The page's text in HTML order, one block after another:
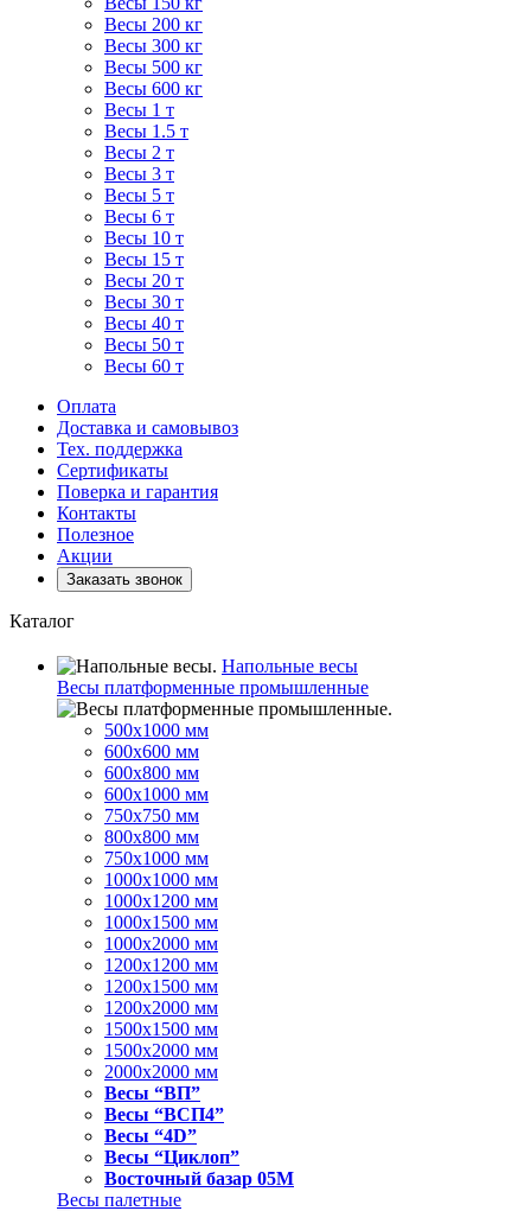
Весы 200 кг
Весы 300 кг
Весы 500 кг
Весы 600 кг
Весы 1 т
Весы 1.5 т
Весы 2 т
Весы 3 т
Весы 5 т
Весы 6 т
Весы 10 т
Весы 15 т
Весы 20 т
Весы 30 т
Весы 40 т
Весы 50 т
Весы 60 т
Оплата
Доставка и самовывоз
Тех. поддержка
Сертификаты
Поверка и гарантия
Контакты
Полезное
Акции
Заказать звонок
Каталог
Напольные весы
Весы платформенные промышленные
500x1000 мм
600x600 мм
600x800 мм
600x1000 мм
750x750 мм
800x800 мм
750x1000 мм
1000x1000 мм
1000x1200 мм
1000x1500 мм
1000x2000 мм
1200x1200 мм
1200x1500 мм
1200x2000 мм
1500x1500 мм
1500x2000 мм
2000x2000 мм
Весы “ВП”
Весы “ВСП4”
Весы “4D”
Весы “Циклоп”
Восточный базар 05M
Весы палетные